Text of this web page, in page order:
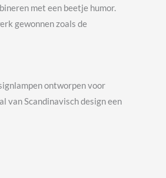
met een beetje humor.
gewonnen zoals de
ontworpen voor
van Scandinavisch design een